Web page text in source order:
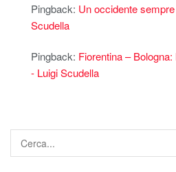
Pingback: Un occidente
Scudella
Pingback: Fiorentina –
- Luigi Scudella